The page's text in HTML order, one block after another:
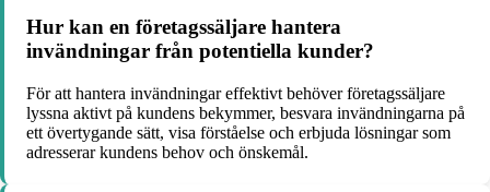
Hur kan en företagssäljare hantera
invändningar från potentiella kunder?
För att hantera invändningar effektivt behöver företagssäljare
lyssna aktivt på kundens bekymmer, besvara invändningarna på
ett övertygande sätt, visa förståelse och erbjuda lösningar som
adresserar kundens behov och önskemål.